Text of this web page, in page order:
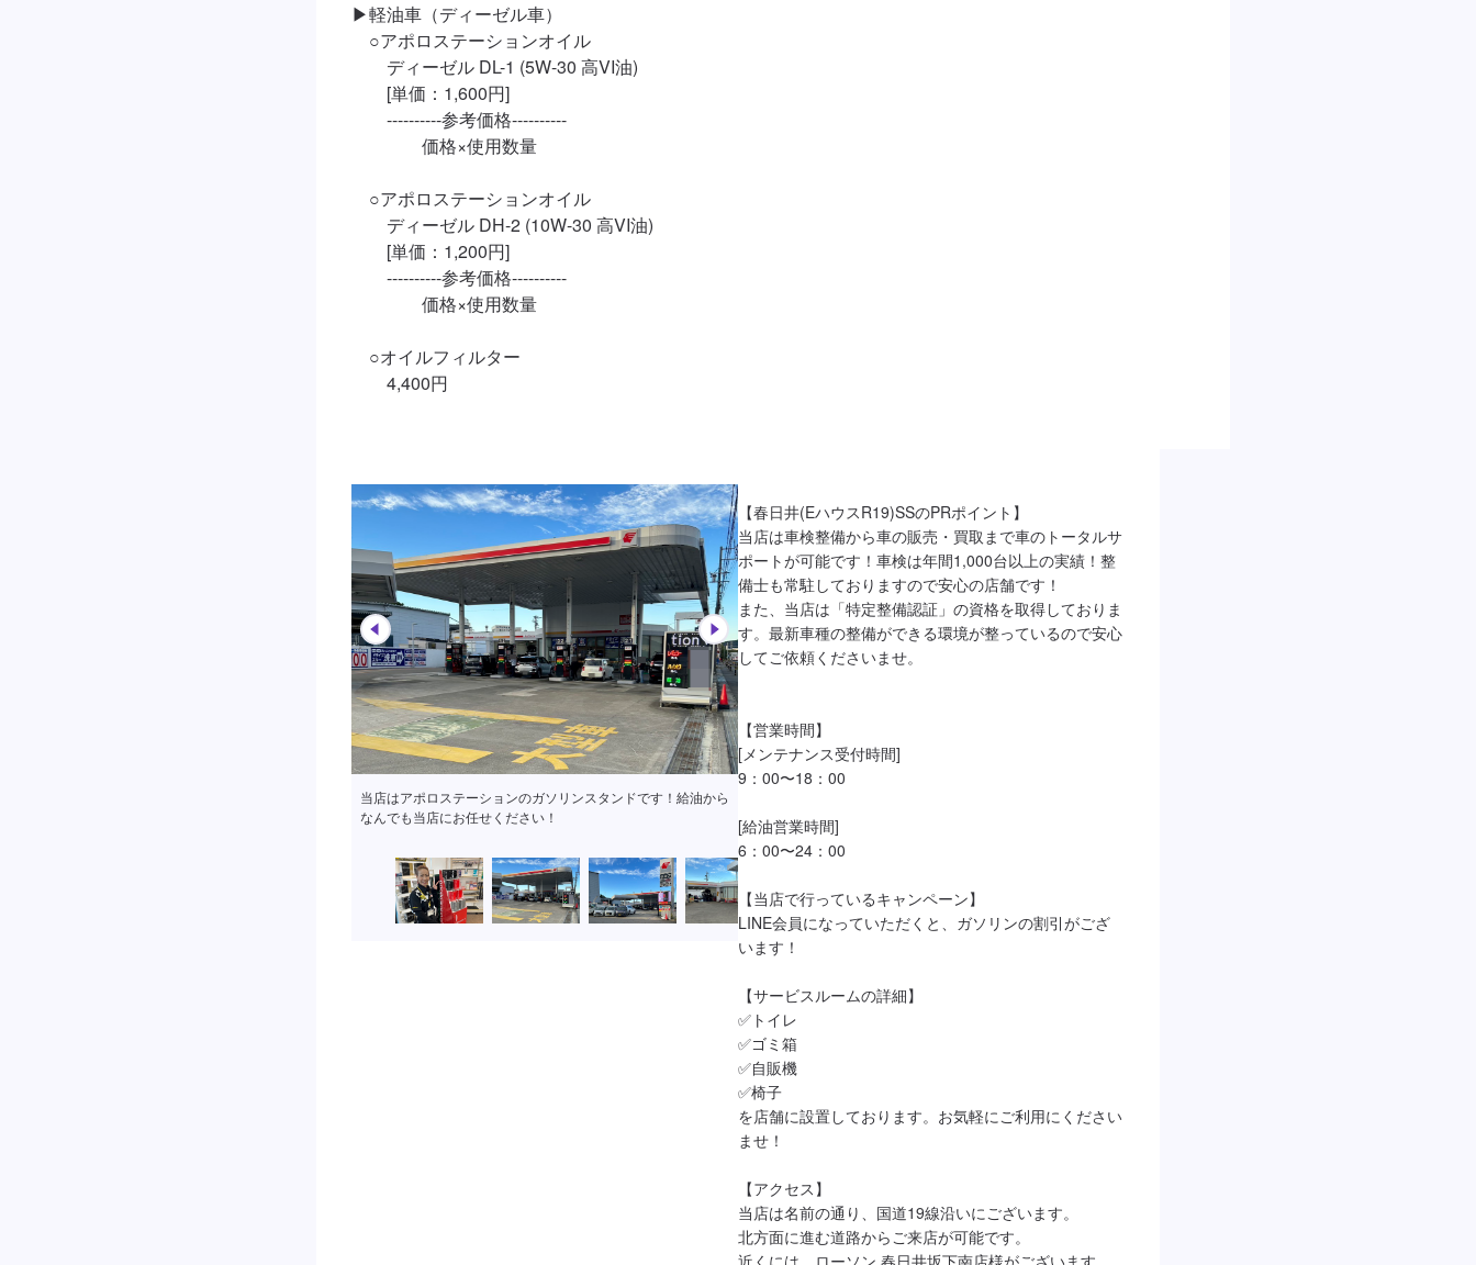
▶︎軽油車（ディーゼル車）
○アポロステーションオイル
ディーゼル DL-1 (5W-30 高VI油)
[単価：1,600円]
----------参考価格----------
価格×使用数量
○アポロステーションオイル
ディーゼル DH-2 (10W-30 高VI油)
[単価：1,200円]
----------参考価格----------
価格×使用数量
○オイルフィルター
4,400円
当店はアポロステーションのガソリンスタンドです！給油から
なんでも当店にお任せください！
【春日井(EハウスR19)SSのPRポイント】
当店は車検整備から車の販売・買取まで車のトータルサ
ポートが可能です！車検は年間1,000台以上の実績！整
備士も常駐しておりますので安心の店舗です！
また、当店は「特定整備認証」の資格を取得しておりま
す。最新車種の整備ができる環境が整っているので安心
してご依頼くださいませ。
【営業時間】
[メンテナンス受付時間]
9：00〜18：00
[給油営業時間]
6：00〜24：00
【当店で行っているキャンペーン】
LINE会員になっていただくと、ガソリンの割引がござ
います！
【サービスルームの詳細】
✅トイレ
✅ゴミ箱
✅自販機
✅椅子
を店舗に設置しております。お気軽にご利用にください
ませ！
【アクセス】
当店は名前の通り、国道19線沿いにございます。
北方面に進む道路からご来店が可能です。
近くには、ローソン 春日井坂下南店様がございます。